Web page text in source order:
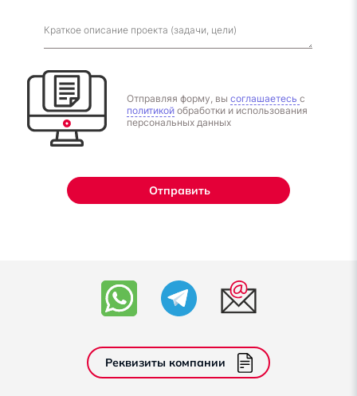
Отправляя форму, вы соглашаетесь с
политикойобработки и использования
персональных данных
Отправить
Реквизиты компании